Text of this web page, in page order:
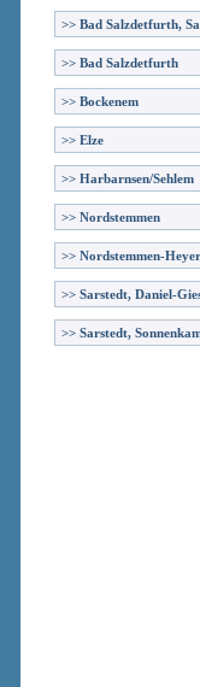
>> Bad Salzdetfurth,
>> Bad Salzdetfurth
>> Bockenem
>> Elze
>> Harbarnsen/Sehlem
>> Nordstemmen
>> Nordstemmen-
>> Sarstedt, Daniel-
>> Sarstedt,